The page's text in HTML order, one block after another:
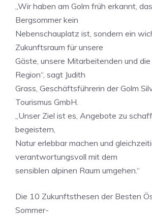
„Wir haben am Golm früh erkannt,
Bergsommer kein
Nebenschauplatz ist, sondern ein
Zukunftsraum für unsere
Gäste, unsere Mitarbeitenden und
Region“, sagt Judith
Grass, Geschäftsführerin der Golm
Tourismus GmbH.
„Unser Ziel ist es, Angebote zu
begeistern,
Natur erlebbar machen und
verantwortungsvoll mit dem
sensiblen alpinen Raum umgehen.“
Die 10 Zukunftsthesen der Besten
Sommer-